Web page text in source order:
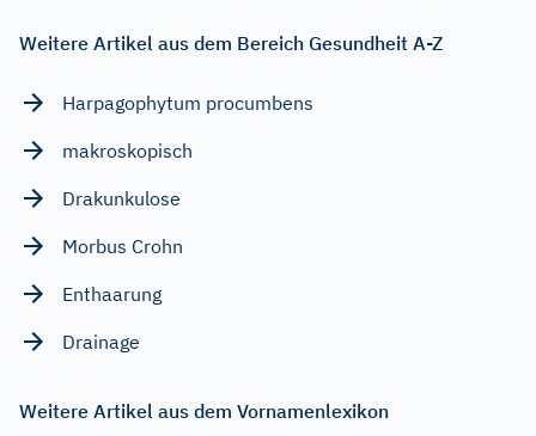
Weitere Artikel aus dem Bereich Gesundheit A-Z
Harpagophytum procumbens
makroskopisch
Drakunkulose
Morbus Crohn
Enthaarung
Drainage
Weitere Artikel aus dem Vornamenlexikon